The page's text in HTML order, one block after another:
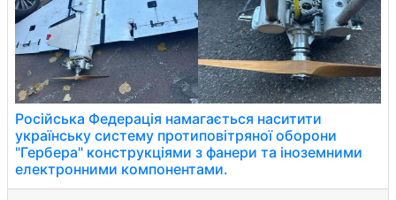
Російська Федерація намагається наситити
українську систему протиповітряної оборони
"Гербера" конструкціями з фанери та іноземними
електронними компонентами.